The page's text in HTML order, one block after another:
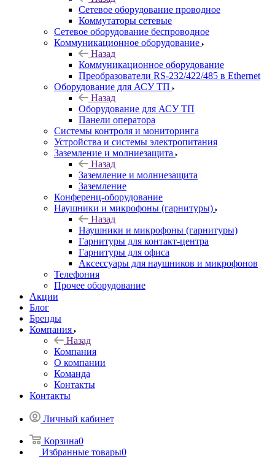
Сетевое оборудование проводное
Коммутаторы сетевые
Сетевое оборудование беспроводное
Коммуникационное оборудование
Назад
Коммуникационное оборудование
Преобразователи RS-232/422/485 в Ethernet
Оборудование для АСУ ТП
Назад
Оборудование для АСУ ТП
Панели оператора
Системы контроля и мониторинга
Устройства и системы электропитания
Заземление и молниезащита
Назад
Заземление и молниезащита
Заземление
Конференц-оборудование
Наушники и микрофоны (гарнитуры)
Назад
Наушники и микрофоны (гарнитуры)
Гарнитуры для контакт-центра
Гарнитуры для офиса
Аксессуары для наушников и микрофонов
Телефония
Прочее оборудование
Акции
Блог
Бренды
Компания
Назад
Компания
О компании
Команда
Контакты
Контакты
Личный кабинет
Корзина0
Избранные товары0